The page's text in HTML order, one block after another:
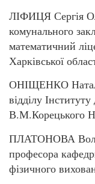
ЛІФИЦЯ Сергія
комунального
математичний
Харківської
ОНІЩЕНКО
відділу
В.М.Корецького
ПЛАТОНОВА
професора
фізичного